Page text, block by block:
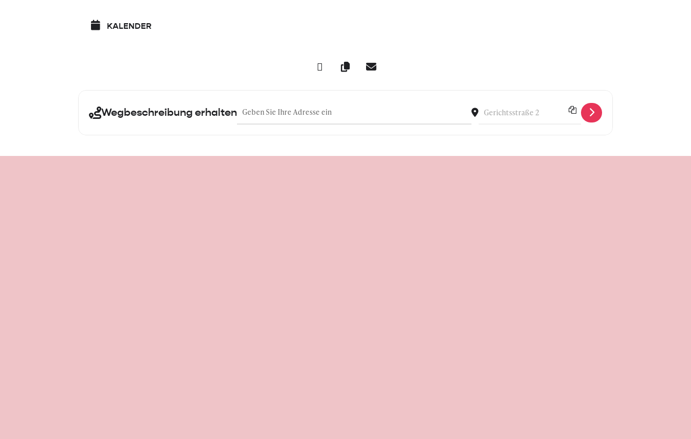
KALENDER
Wegbeschreibung erhalten Address - Donnerstalk mit Katharina Schenk (Schloss Freudenberg) [] Destination Address - Donnerstalk mit Katharina Schenk